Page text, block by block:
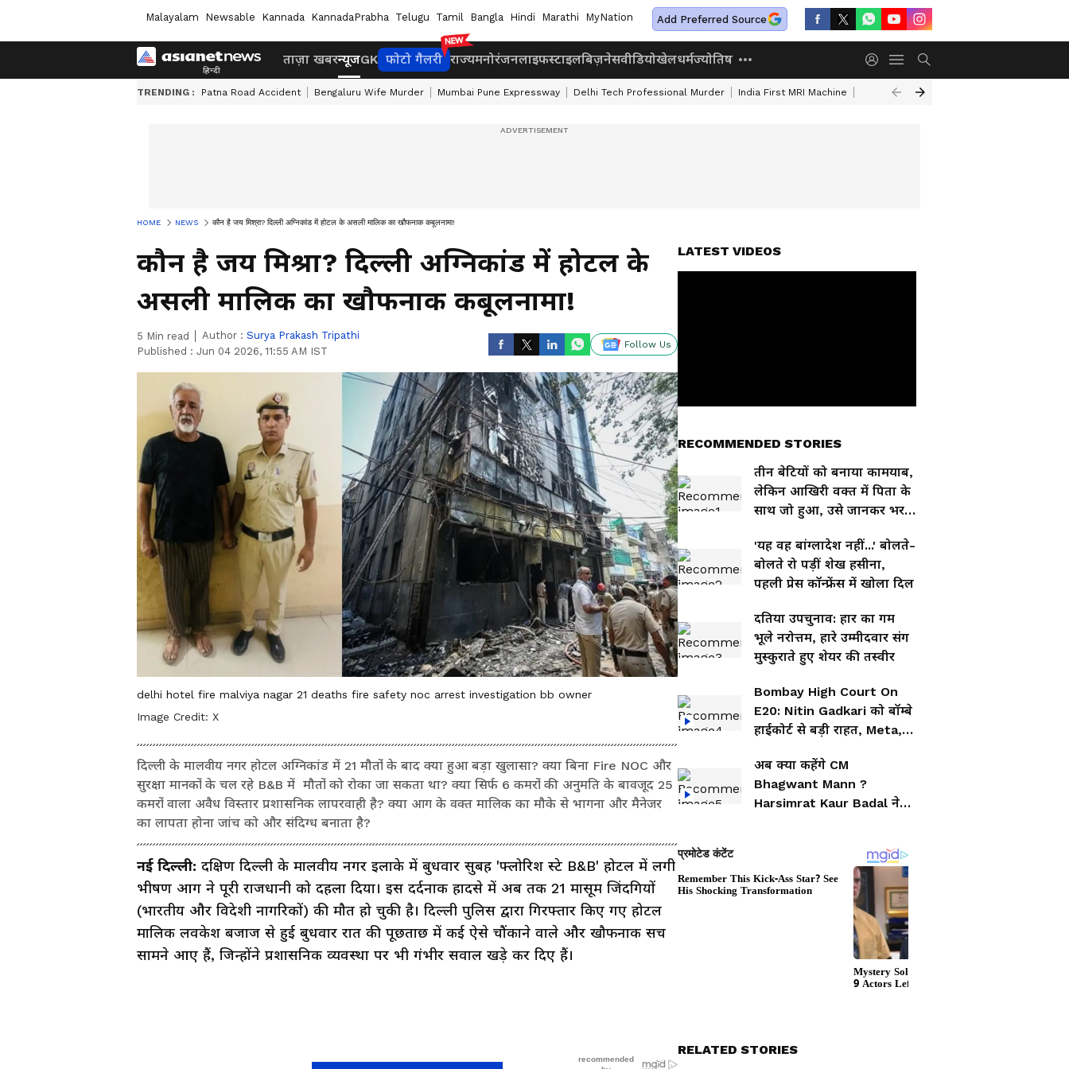
Malayalam Newsable Kannada KannadaPrabha Telugu Tamil Bangla Hindi Marathi MyNation Add Preferred Source
ताज़ा खबरन्यूजGK फोटो गैलरी राज्यमनोरंजनलाइफस्टाइलबिज़नेसवीडियोखेलधर्मज्योतिष
TRENDING : Patna Road Accident Bengaluru Wife Murder Mumbai Pune Expressway Delhi Tech Professional Murder India First MRI Machine Independence Day Speech In Hindi
HOME NEWS कौन है जय मिश्रा? दिल्ली अग्निकांड में होटल के असली मालिक का खौफनाक कबूलनामा!
कौन है जय मिश्रा? दिल्ली अग्निकांड में होटल के
असली मालिक का खौफनाक कबूलनामा!
5 Min read Author : Surya Prakash Tripathi
Published : Jun 04 2026, 11:55 AM IST
Follow Us
delhi hotel fire malviya nagar 21 deaths fire safety noc arrest investigation bb owner
Image Credit: X
दिल्ली के मालवीय नगर होटल अग्निकांड में 21 मौतों के बाद क्या हुआ बड़ा खुलासा? क्या बिना Fire NOC और
सुरक्षा मानकों के चल रहे B&B में मौतों को रोका जा सकता था? क्या सिर्फ 6 कमरों की अनुमति के बावजूद 25
कमरों वाला अवैध विस्तार प्रशासनिक लापरवाही है? क्या आग के वक्त मालिक का मौके से भागना और मैनेजर
का लापता होना जांच को और संदिग्ध बनाता है?
नई दिल्ली: दक्षिण दिल्ली के मालवीय नगर इलाके में बुधवार सुबह 'फ्लोरिश स्टे B&B' होटल में लगी
भीषण आग ने पूरी राजधानी को दहला दिया। इस दर्दनाक हादसे में अब तक 21 मासूम जिंदगियों
(भारतीय और विदेशी नागरिकों) की मौत हो चुकी है। दिल्ली पुलिस द्वारा गिरफ्तार किए गए होटल
मालिक लवकेश बजाज से हुई बुधवार रात की पूछताछ में कई ऐसे चौंकाने वाले और खौफनाक सच
सामने आए हैं, जिन्होंने प्रशासनिक व्यवस्था पर भी गंभीर सवाल खड़े कर दिए हैं।
LATEST VIDEOS
RECOMMENDED STORIES
तीन बेटियों को बनाया कामयाब,
लेकिन आखिरी वक्त में पिता के
साथ जो हुआ, उसे जानकर भर
'यह वह बांग्लादेश नहीं...' बोलते-
बोलते रो पड़ीं शेख हसीना,
पहली प्रेस कॉन्फ्रेंस में खोला दिल
दतिया उपचुनाव: हार का गम
भूले नरोत्तम, हारे उम्मीदवार संग
मुस्कुराते हुए शेयर की तस्वीर
Bombay High Court On
E20: Nitin Gadkari को बॉम्बे
हाईकोर्ट से बड़ी राहत, Meta,
अब क्या कहेंगे CM
Bhagwant Mann ?
Harsimrat Kaur Badal ने
RELATED STORIES